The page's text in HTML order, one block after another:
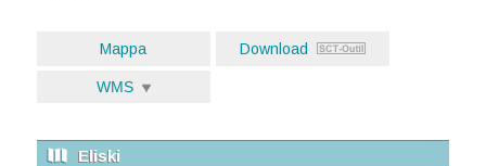
Mappa Download
WMS
Eliski